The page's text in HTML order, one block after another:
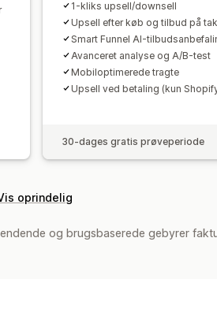
1-kliks upsell/downsell
Upsell efter køb og tilbud på
Smart Funnel AI-
Avanceret analyse og A/B-test
Mobiloptimerede tragte
Upsell ved betaling (kun
30-dages gratis prøveperiode
oprindelig
og brugsbaserede gebyrer